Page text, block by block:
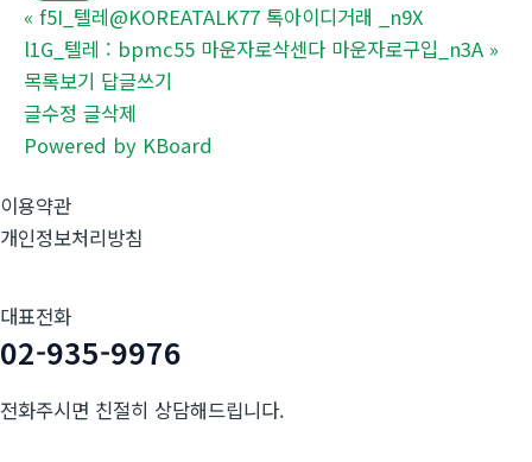
« f5I_텔레@KOREATALK77 톡아이디거래 _n9X
l1G_텔레 : bpmc55 마운자로삭센다 마운자로구입_n3A »
목록보기 답글쓰기
글수정 글삭제
Powered by KBoard
이용약관
개인정보처리방침
대표전화
02-935-9976
전화주시면 친절히 상담해드립니다.